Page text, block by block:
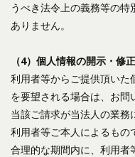
うべき法令上の義務等の
ありません。
（4）個人情報の開示・修
利用者等からご提供頂いた
を要望される場合は、お問
当該ご請求が当法人の業務
利用者等ご本人によるもの
合理的な期間内に、利用者